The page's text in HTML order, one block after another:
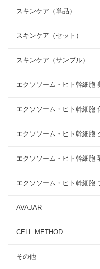
スキンケア（単品）
スキンケア（セット）
スキンケア（サンプル）
エクソソーム・ヒト幹細胞
エクソソーム・ヒト幹細胞
エクソソーム・ヒト幹細胞
エクソソーム・ヒト幹細胞
エクソソーム・ヒト幹細胞
AVAJAR
CELL METHOD
その他